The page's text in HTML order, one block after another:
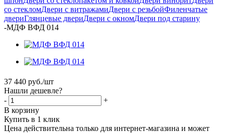
со стекломДвери с витражамиДвери с резьбойФиленчатые
двериГлянцевые двериДвери с окномДвери под старину
-МДФ ВФД 014
37 440 руб./шт
Нашли дешевле?
-
+
В корзину
Купить в 1 клик
Цена действительна только для интернет-магазина и может